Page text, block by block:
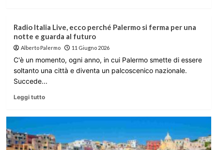
Radio Italia Live, ecco perché Palermo si ferma per una
notte e guarda al futuro
Alberto Palermo 11 Giugno 2026
C'è un momento, ogni anno, in cui Palermo smette di essere
soltanto una città e diventa un palcoscenico nazionale.
Succede...
Leggi tutto